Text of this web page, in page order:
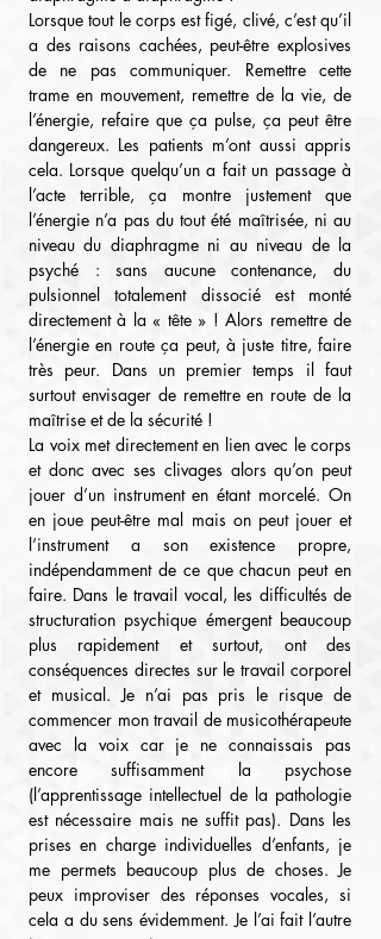
Lorsque tout le corps est figé, clivé, c’est qu’il
a des raisons cachées, peut-être explosives
de ne pas communiquer. Remettre cette
trame en mouvement, remettre de la vie, de
l’énergie, refaire que ça pulse, ça peut être
dangereux. Les patients m’ont aussi appris
cela. Lorsque quelqu’un a fait un passage à
l’acte terrible, ça montre justement que
l’énergie n’a pas du tout été maîtrisée, ni au
niveau du diaphragme ni au niveau de la
psyché : sans aucune contenance, du
pulsionnel totalement dissocié est monté
directement à la « tête » ! Alors remettre de
l’énergie en route ça peut, à juste titre, faire
très peur. Dans un premier temps il faut
surtout envisager de remettre en route de la
maîtrise et de la sécurité !
La voix met directement en lien avec le corps
et donc avec ses clivages alors qu’on peut
jouer d’un instrument en étant morcelé. On
en joue peut-être mal mais on peut jouer et
l’instrument a son existence propre,
indépendamment de ce que chacun peut en
faire. Dans le travail vocal, les difficultés de
structuration psychique émergent beaucoup
plus rapidement et surtout, ont des
conséquences directes sur le travail corporel
et musical. Je n’ai pas pris le risque de
commencer mon travail de musicothérapeute
avec la voix car je ne connaissais pas
encore suffisamment la psychose
(l’apprentissage intellectuel de la pathologie
est nécessaire mais ne suffit pas). Dans les
prises en charge individuelles d’enfants, je
me permets beaucoup plus de choses. Je
peux improviser des réponses vocales, si
cela a du sens évidemment. Je l’ai fait l’autre